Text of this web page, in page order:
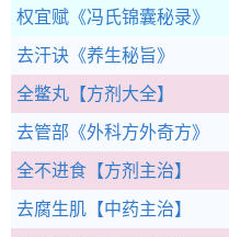
权宜赋 《冯氏锦囊秘录》
去汗诀 《养生秘旨》
全鳖丸 【方剂大全】
去管部 《外科方外奇方》
全不进食 【方剂主治】
去腐生肌 【中药主治】